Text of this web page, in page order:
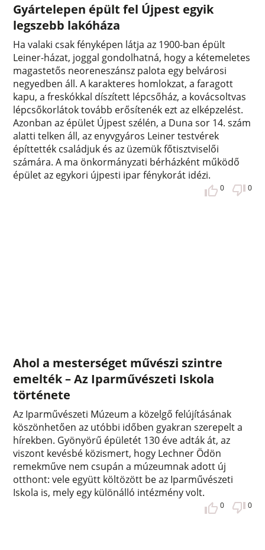
Gyártelepen épült fel Újpest egyik
legszebb lakóháza
Ha valaki csak fényképen látja az 1900-ban épült
Leiner-házat, joggal gondolhatná, hogy a kétemeletes
magastetős neoreneszánsz palota egy belvárosi
negyedben áll. A karakteres homlokzat, a faragott
kapu, a freskókkal díszített lépcsőház, a kovácsoltvas
lépcsőkorlátok tovább erősítenék ezt az elképzelést.
Azonban az épület Újpest szélén, a Duna sor 14. szám
alatti telken áll, az enyvgyáros Leiner testvérek
építtették családjuk és az üzemük főtisztviselői
számára. A ma önkormányzati bérházként működő
épület az egykori újpesti ipar fénykorát idézi.
0 0
Ahol a mesterséget művészi szintre
emelték – Az Iparművészeti Iskola
története
Az Iparművészeti Múzeum a közelgő felújításának
köszönhetően az utóbbi időben gyakran szerepelt a
hírekben. Gyönyörű épületét 130 éve adták át, az
viszont kevésbé közismert, hogy Lechner Ödön
remekműve nem csupán a múzeumnak adott új
otthont: vele együtt költözött be az Iparművészeti
Iskola is, mely egy különálló intézmény volt.
0 0